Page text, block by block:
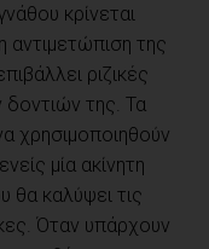
κρίνεται
αντιμετώπιση της
ριζικές
της. Τα
χρησιμοποιηθούν
μία ακίνητη
θα καλύψει τις
Όταν υπάρχουν